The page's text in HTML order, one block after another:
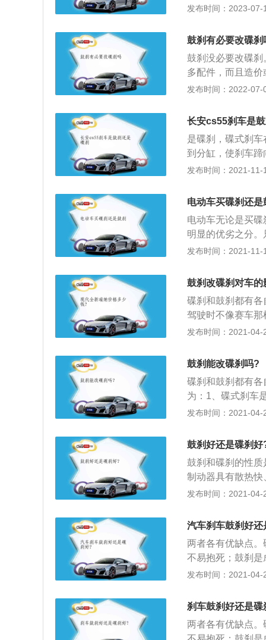
换成摩擦后的热能
车时比较不会造成
维修。
发布时间：2023-07-
鼓刹有必要改碟刹
鼓刹没必要改碟
多配件，而且造
您的以后质保问题
便是非常耐用，
的道路会很容易
倘若真的决定要
去正规的4s店和
更为严格的标准来
发布时间：2022-07-
长安cs55刹车是
是碟刹，碟式刹
到分缸，使刹车
自摩擦，利用刹车
足够、可控制的刹
致的液压失效及
藉由接触产生的
刹车分泵、刹车
制，主要零部件有
张力越大，则情形
性较鼓式刹车佳，
象。与鼓式刹车
发布时间：2021-11-
电动车买碟刹还是
电动车无论是买
明显的优劣之分
车才会表现出各自
将五指向外一张，
点说是由制动油
活塞，对两片半月
鼓转动从而达到
食指捏住旋转的碟
内的活塞,将制动
发布时间：2021-11-
鼓刹改碟刹对车的
碟刹和鼓刹都有各
驾驶时不像赛车
为碟式制动器；2
可以的，不过就是
时间不说，成本也
发布时间：2021-04-
鼓刹能改碟刹吗?
碟刹和鼓刹都有各
为：1、碟式刹车
时，高压制动油推
内缘，通过与摩擦
器比较便宜，且
好，适合安装电子
发布时间：2021-04-
鼓刹好还是碟刹好
鼓刹和碟刹的性
制动器具有散热
温性能好，制动效
鼓式制动器其实就
司机踩下刹车踏
刹车鼓产生制动效
发布时间：2021-04-
汽车刹车鼓刹好还
两者各有优缺点。
不易抱死；鼓刹
高，散热效果差。
拔出开口销，拆下
圈、轴承，取下制
发布时间：2021-04-
刹车鼓刹好还是碟
两者各有优缺点。